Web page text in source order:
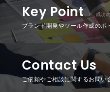
Key Point / 成功の
ブランド開発やツール作成のポ
Contact Us
ご依頼やご相談に関するお問い